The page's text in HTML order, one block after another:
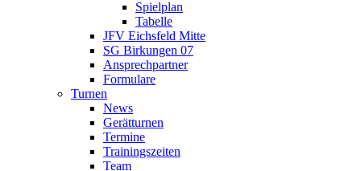
Spielplan
Tabelle
JFV Eichsfeld Mitte
SG Birkungen 07
Ansprechpartner
Formulare
Turnen
News
Gerätturnen
Termine
Trainingszeiten
Team